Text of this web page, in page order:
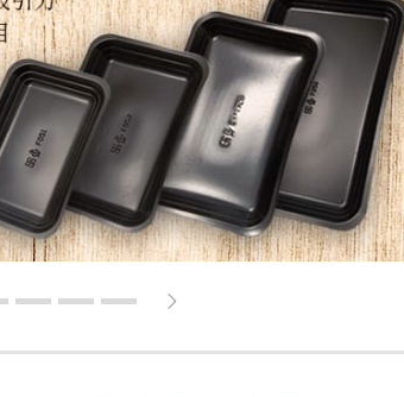
3 4 5